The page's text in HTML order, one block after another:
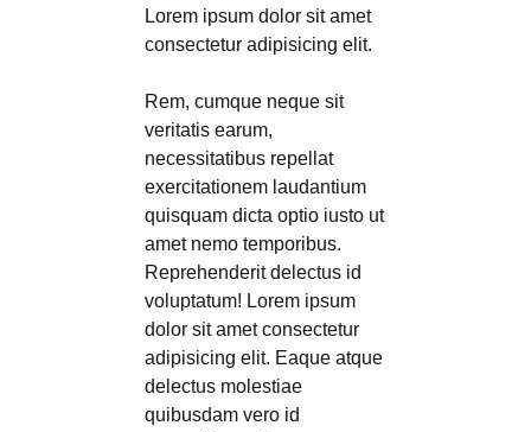
Lorem ipsum dolor sit amet
consectetur adipisicing elit.
Rem, cumque neque sit
veritatis earum,
necessitatibus repellat
exercitationem laudantium
quisquam dicta optio iusto ut
amet nemo temporibus.
Reprehenderit delectus id
voluptatum! Lorem ipsum
dolor sit amet consectetur
adipisicing elit. Eaque atque
delectus molestiae
quibusdam vero id